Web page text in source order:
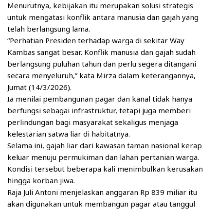
Menurutnya, kebijakan itu merupakan solusi strategis
untuk mengatasi konflik antara manusia dan gajah yang
telah berlangsung lama.
“Perhatian Presiden terhadap warga di sekitar Way
Kambas sangat besar. Konflik manusia dan gajah sudah
berlangsung puluhan tahun dan perlu segera ditangani
secara menyeluruh,” kata Mirza dalam keterangannya,
Jumat (14/3/2026).
Ia menilai pembangunan pagar dan kanal tidak hanya
berfungsi sebagai infrastruktur, tetapi juga memberi
perlindungan bagi masyarakat sekaligus menjaga
kelestarian satwa liar di habitatnya.
Selama ini, gajah liar dari kawasan taman nasional kerap
keluar menuju permukiman dan lahan pertanian warga.
Kondisi tersebut beberapa kali menimbulkan kerusakan
hingga korban jiwa.
Raja Juli Antoni menjelaskan anggaran Rp 839 miliar itu
akan digunakan untuk membangun pagar atau tanggul